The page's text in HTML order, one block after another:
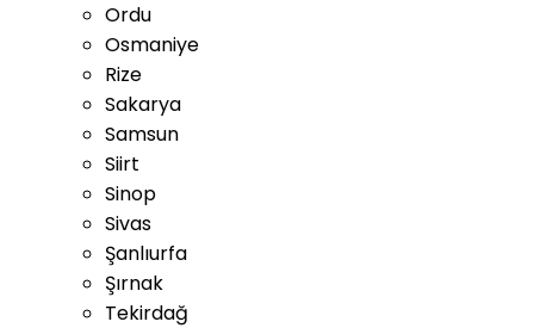
Ordu
Osmaniye
Rize
Sakarya
Samsun
Siirt
Sinop
Sivas
Şanlıurfa
Şırnak
Tekirdağ